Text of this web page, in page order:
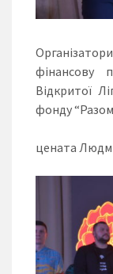
фінансову
Відкритої
фонду
цената